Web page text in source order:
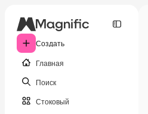
Создать
Главная
Поиск
Стоковый